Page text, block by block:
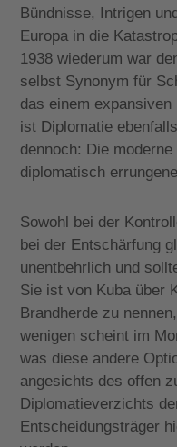
Bündnisse, Intrigen
Europa in die
1938 wiederum war
selbst Synonym für
das einem
ist Diplomatie
dennoch: Die
diplomatisch
Sowohl bei der
bei der Entschärfung
unentbehrlich und
Sie ist von Kuba über
Brandherde zu
wenigen scheint im
was diese andere
angesichts des offen
Diplomatieverzichts
Entscheidungsträger